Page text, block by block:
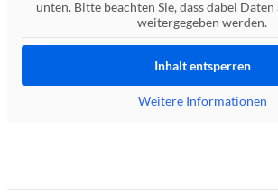
unten. Bitte beachten Sie, dass dabei
weitergegeben werden.
Inhalt entsperren
Weitere Informationen